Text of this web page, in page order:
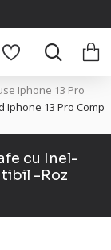
Iphone 13 Pro
Iphone 13 Pro Comp
cu Inel-
-Roz